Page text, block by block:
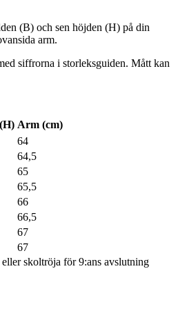
(B) och sen höjden (H) på din
arm.
siffrorna i storleksguiden. Mått kan
Arm (cm)
64
64,5
65
65,5
66
66,5
67
67